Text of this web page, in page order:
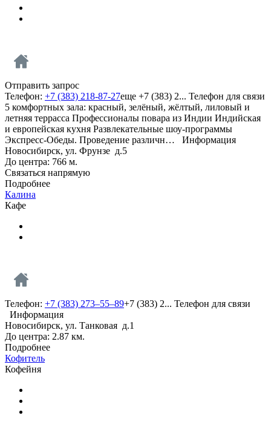
Отправить запрос
Телефон: +7 (383) 218-87-27еще +7 (383) 2... Телефон для связи
5 комфортных зала: красный, зелёный, жёлтый, лиловый и
летняя террасса Профессионалы повара из Индии Индийская
и европейская кухня Развлекательные шоу-программы
Экспресс-Обеды. Проведение различн… Информация
Новосибирск, ул. Фрунзе д.5
До центра: 766 м.
Связаться напрямую
Подробнее
Калина
Кафе
Телефон: +7 (383) 273–55–89+7 (383) 2... Телефон для связи
Информация
Новосибирск, ул. Танковая д.1
До центра: 2.87 км.
Подробнее
Кофитель
Кофейня